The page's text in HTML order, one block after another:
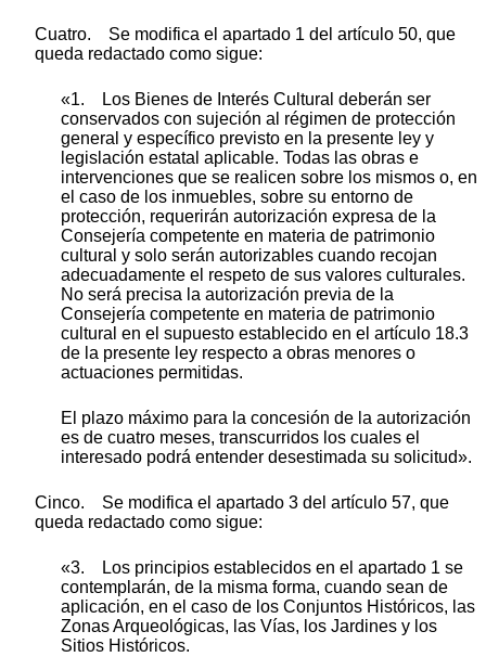
Cuatro. Se modifica el apartado 1 del artículo 50, que
queda redactado como sigue:
«1. Los Bienes de Interés Cultural deberán ser
conservados con sujeción al régimen de protección
general y específico previsto en la presente ley y
legislación estatal aplicable. Todas las obras e
intervenciones que se realicen sobre los mismos o, en
el caso de los inmuebles, sobre su entorno de
protección, requerirán autorización expresa de la
Consejería competente en materia de patrimonio
cultural y solo serán autorizables cuando recojan
adecuadamente el respeto de sus valores culturales.
No será precisa la autorización previa de la
Consejería competente en materia de patrimonio
cultural en el supuesto establecido en el artículo 18.3
de la presente ley respecto a obras menores o
actuaciones permitidas.
El plazo máximo para la concesión de la autorización
es de cuatro meses, transcurridos los cuales el
interesado podrá entender desestimada su solicitud».
Cinco. Se modifica el apartado 3 del artículo 57, que
queda redactado como sigue:
«3. Los principios establecidos en el apartado 1 se
contemplarán, de la misma forma, cuando sean de
aplicación, en el caso de los Conjuntos Históricos, las
Zonas Arqueológicas, las Vías, los Jardines y los
Sitios Históricos.